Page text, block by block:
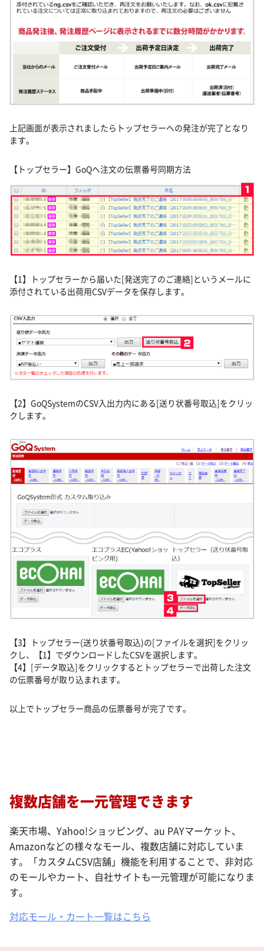
上記画面が表示されましたらトップセラーへの発注が完了となり
ます。
【トップセラー】GoQへ注文の伝票番号同期方法
【1】トップセラーから届いた[発送完了のご連絡]というメールに
添付されている出荷用CSVデータを保存します。
【2】GoQSystemのCSV入出力内にある[送り状番号取込]をクリッ
クします。
【3】トップセラー(送り状番号取込)の[ファイルを選択]をクリッ
クし、【1】でダウンロードしたCSVを選択します。
【4】[データ取込]をクリックするとトップセラーで出荷した注文
の伝票番号が取り込まれます。
以上でトップセラー商品の伝票番号が完了です。
複数店舗を一元管理できます
楽天市場、Yahoo!ショッピング、au PAYマーケット、
Amazonなどの様々なモール、複数店舗に対応していま
す。「カスタムCSV店舗」機能を利用することで、非対応
のモールやカート、自社サイトも一元管理が可能になりま
す。
対応モール・カート一覧はこちら